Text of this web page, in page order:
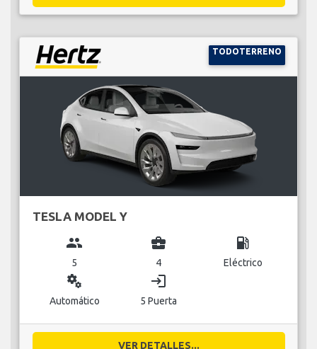
TODOTERRENO
TESLA MODEL Y
group
5
business_center
4
local_gas_station
Eléctrico
miscellaneous_services
Automático
login
5 Puerta
VER DETALLES...